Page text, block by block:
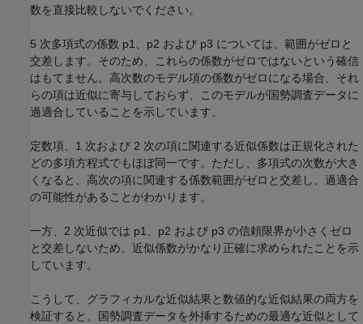
数を直接比較しないでください。
5 次多項式の係数 p1、p2 および p3 については、範囲がゼロと
交差します。そのため、これらの係数がゼロではないという確信
はもてません。高次数のモデル項の係数がゼロになる場合、それ
らの項は近似に寄与しておらず、このモデルが国勢調査データに
過適合していることを示しています。
定数項、1 次および 2 次の項に関連する近似係数は正規化された
どの多項方程式でもほぼ同一です。ただし、多項式の次数が大き
くなると、高次の項に関連する係数範囲がゼロと交差し、過適合
の可能性があることがわかります。
一方、2 次近似では p1、p2 および p3 の信頼限界が小さくゼロ
と交差しないため、近似係数がかなり正確に求められたことを示
しています。
こうして、グラフィカルな近似結果と数値的な近似結果の両方を
検証すると、国勢調査データを外挿するための最適な近似として